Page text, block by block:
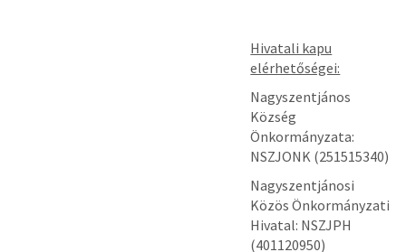
Hivatali kapu
elérhetőségei:
Nagyszentjános
Község
Önkormányzata:
NSZJONK (251515340)
Nagyszentjánosi
Közös Önkormányzati
Hivatal: NSZJPH
(401120950)